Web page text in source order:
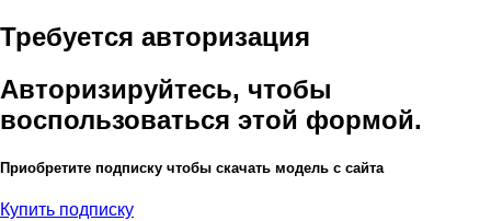
Требуется авторизация
Авторизируйтесь, чтобы
воспользоваться этой формой.
Приобретите подписку чтобы скачать модель с сайта
Купить подписку